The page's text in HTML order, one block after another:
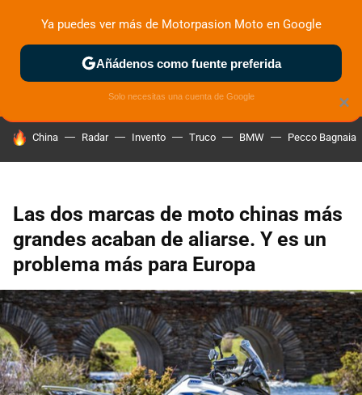
ZONA DE PRUEBAS DEPORTIVAS MOTOS ELÉCTRICAS
HOY SE HABLA DE
China Radar Invento Truco BMW Pecco Bagnaia
Las dos marcas de moto chinas más
grandes acaban de aliarse. Y es un
problema más para Europa
×
Ya puedes ver más de Motorpasion Moto en Google
Añádenos como fuente preferida
Solo necesitas una cuenta de Google